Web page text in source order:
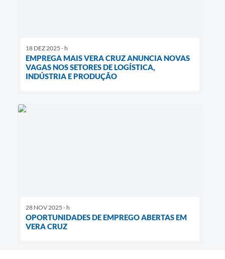
18 DEZ 2025 - h
EMPREGA MAIS VERA CRUZ ANUNCIA NOVAS
VAGAS NOS SETORES DE LOGÍSTICA,
INDÚSTRIA E PRODUÇÃO
28 NOV 2025 - h
OPORTUNIDADES DE EMPREGO ABERTAS EM
VERA CRUZ